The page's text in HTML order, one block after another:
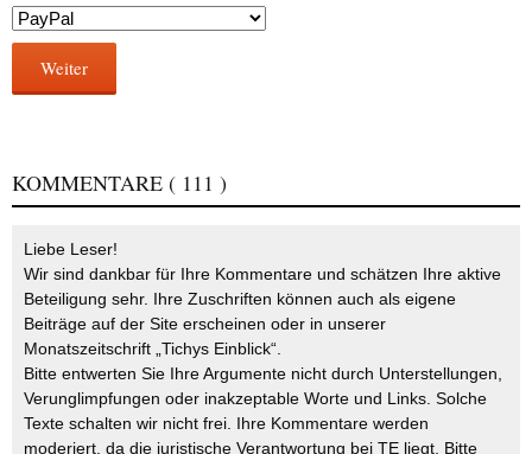
Weiter
KOMMENTARE ( 111 )
Liebe Leser!
Wir sind dankbar für Ihre Kommentare und schätzen Ihre aktive
Beteiligung sehr. Ihre Zuschriften können auch als eigene
Beiträge auf der Site erscheinen oder in unserer
Monatszeitschrift „Tichys Einblick“.
Bitte entwerten Sie Ihre Argumente nicht durch Unterstellungen,
Verunglimpfungen oder inakzeptable Worte und Links. Solche
Texte schalten wir nicht frei. Ihre Kommentare werden
moderiert, da die juristische Verantwortung bei TE liegt. Bitte